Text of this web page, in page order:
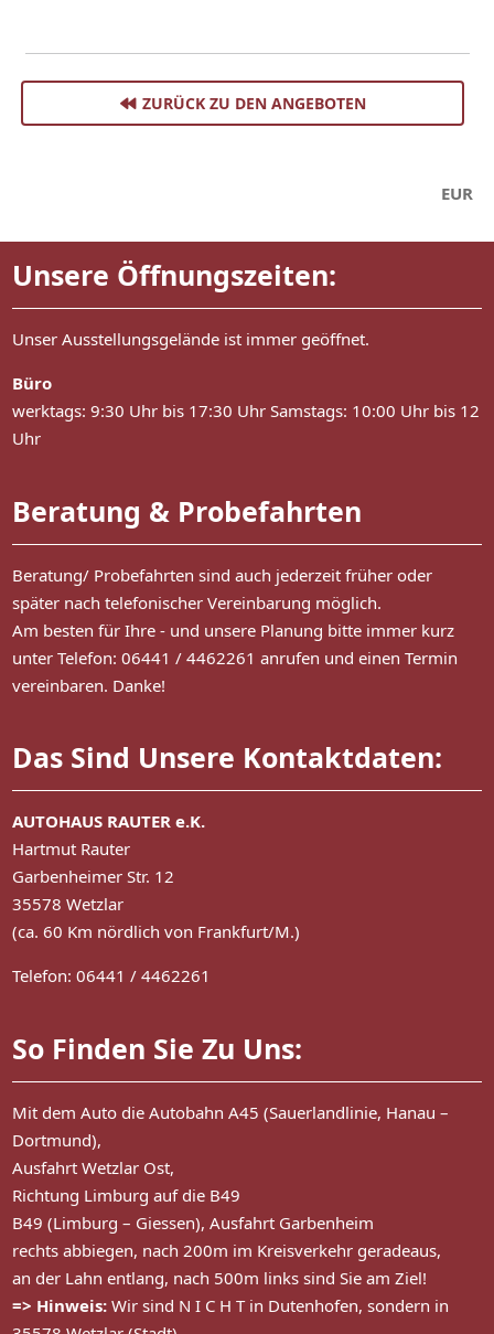
ZURÜCK ZU DEN ANGEBOTEN
EUR
Unsere Öffnungszeiten:
Unser Ausstellungsgelände ist immer geöffnet.
Büro
werktags: 9:30 Uhr bis 17:30 Uhr Samstags: 10:00 Uhr bis 12
Uhr
Beratung & Probefahrten
Beratung/ Probefahrten sind auch jederzeit früher oder
später nach telefonischer Vereinbarung möglich.
Am besten für Ihre - und unsere Planung bitte immer kurz
unter Telefon: 06441 / 4462261 anrufen und einen Termin
vereinbaren. Danke!
Das Sind Unsere Kontaktdaten:
AUTOHAUS RAUTER e.K.
Hartmut Rauter
Garbenheimer Str. 12
35578 Wetzlar
(ca. 60 Km nördlich von Frankfurt/M.)
Telefon: 06441 / 4462261
So Finden Sie Zu Uns:
Mit dem Auto die Autobahn A45 (Sauerlandlinie, Hanau –
Dortmund),
Ausfahrt Wetzlar Ost,
Richtung Limburg auf die B49
B49 (Limburg – Giessen), Ausfahrt Garbenheim
rechts abbiegen, nach 200m im Kreisverkehr geradeaus,
an der Lahn entlang, nach 500m links sind Sie am Ziel!
=> Hinweis: Wir sind N I C H T in Dutenhofen, sondern in